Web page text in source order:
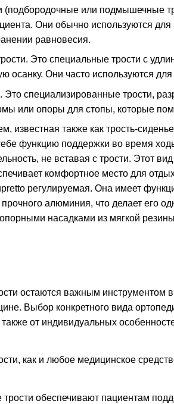
(подбородочные или подмышечные
Они обычно используются
равновесия.
Это специальные трости с
осанку. Они часто используются
Это специализированные трости,
или опоры для стопы, которые
известная также как трость-
функцию поддержки во время
не вставая с трости. Этот
комфортное место для
регулируемая. Она имеет
прочного алюминия, что делает
насадками из мягкой
остаются важным инструментом
Выбор конкретного вида
от индивидуальных
как и любое медицинское
трости обеспечивают пациентам